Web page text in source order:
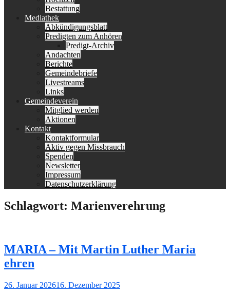
Bestattung
Mediathek
Abkündigungsblatt
Predigten zum Anhören
Predigt-Archiv
Andachten
Berichte
Gemeindebriefe
Livestreams
Links
Gemeindeverein
Mitglied werden
Aktionen
Kontakt
Kontaktformular
Aktiv gegen Missbrauch
Spenden
Newsletter
Impressum
Datenschutzerklärung
Schlagwort: Marienverehrung
MARIA – Mit Martin Luther Maria
ehren
Gepostet
26. Januar 202616. Dezember 2025